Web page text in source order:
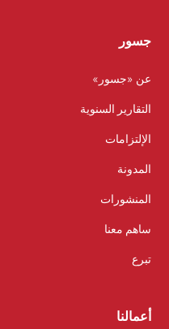
جسور
عن «جسور»
التقارير السنوية
الإلتزامات
المدونة
المنشورات
ساهم معنا
تبرع
أعمالنا